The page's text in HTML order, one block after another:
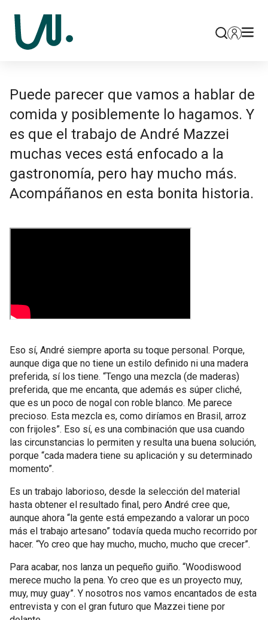
Puede parecer que vamos a hablar de
comida y posiblemente lo hagamos. Y
es que el trabajo de André Mazzei
muchas veces está enfocado a la
gastronomía, pero hay mucho más.
Acompáñanos en esta bonita historia.
Eso sí, André siempre aporta su toque personal. Porque,
aunque diga que no tiene un estilo definido ni una madera
preferida, sí los tiene. “Tengo una mezcla (de maderas)
preferida, que me encanta, que además es súper cliché,
que es un poco de nogal con roble blanco. Me parece
precioso. Esta mezcla es, como diríamos en Brasil, arroz
con frijoles”. Eso sí, es una combinación que usa cuando
las circunstancias lo permiten y resulta una buena solución,
porque “cada madera tiene su aplicación y su determinado
momento”.
Es un trabajo laborioso, desde la selección del material
hasta obtener el resultado final, pero André cree que,
aunque ahora “la gente está empezando a valorar un poco
más el trabajo artesano” todavía queda mucho recorrido por
hacer. “Yo creo que hay mucho, mucho, mucho que crecer”.
Para acabar, nos lanza un pequeño guiño. “Woodiswood
merece mucho la pena. Yo creo que es un proyecto muy,
muy, muy guay”. Y nosotros nos vamos encantados de esta
entrevista y con el gran futuro que Mazzei tiene por